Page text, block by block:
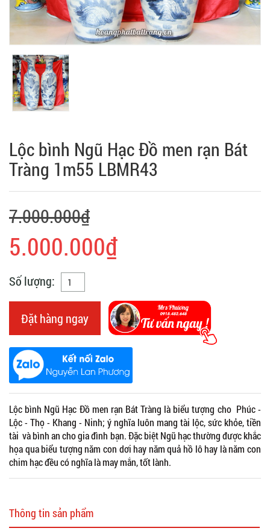
Lộc bình Ngũ Hạc Đồ men rạn Bát
Tràng 1m55 LBMR43
7.000.000₫
5.000.000₫
Số lượng:
Đặt hàng ngay
Lộc bình Ngũ Hạc Đồ men rạn Bát Tràng là biểu tượng cho Phúc -
Lộc - Thọ - Khang - Ninh; ý nghĩa luôn mang tài lộc, sức khỏe, tiền
tài và bình an cho gia đình bạn. Đặc biệt Ngũ hạc thường được khắc
họa qua biểu tượng năm con dơi hay năm quả hồ lô hay là năm con
chim hạc đều có nghĩa là may mắn, tốt lành.
Thông tin sản phẩm